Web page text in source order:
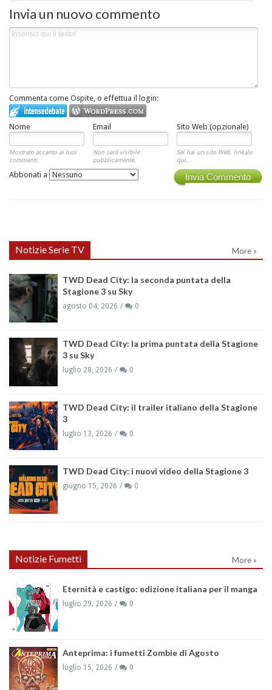
Invia un nuovo commento
Commenta come Ospite, o effettua il login:
Nome Email Sito Web (opzionale)
Mostrato accanto ai tuoi
commenti.
Non sarà visibile
pubblicamente.
Sei hai un sito Web, linkalo
qui.
Invia Commento
Abbonati a
Notizie Serie TV More »
TWD Dead City: la seconda puntata della
Stagione 3 su Sky
agosto 04, 2026 0
TWD Dead City: la prima puntata della Stagione
3 su Sky
luglio 28, 2026 0
TWD Dead City: il trailer italiano della Stagione
3
luglio 13, 2026 0
TWD Dead City: i nuovi video della Stagione 3
giugno 15, 2026 0
Notizie Fumetti More »
Eternità e castigo: edizione italiana per il manga
luglio 29, 2026 0
Anteprima: i fumetti Zombie di Agosto
luglio 15, 2026 0